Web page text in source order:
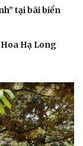
tại bãi biển
Hạ Long